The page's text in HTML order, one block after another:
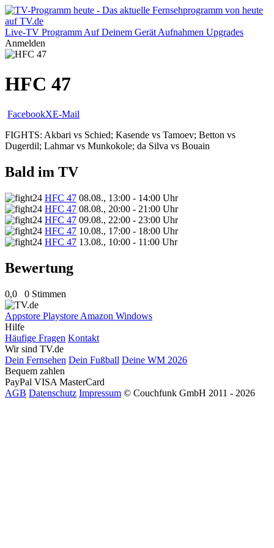
Live-TV Programm Auf Deinem Gerät Aufnahmen Upgrades
Anmelden
HFC 47
FacebookXE-Mail
FIGHTS: Akbari vs Schied; Kasende vs Tamoev; Betton vs
Dugerdil; Lahmar vs Munkokole; da Silva vs Bouain
Bald im TV
HFC 47 08.08., 13:00 - 14:00 Uhr
HFC 47 08.08., 20:00 - 21:00 Uhr
HFC 47 09.08., 22:00 - 23:00 Uhr
HFC 47 10.08., 17:00 - 18:00 Uhr
HFC 47 13.08., 10:00 - 11:00 Uhr
Bewertung
0,0 0 Stimmen
Appstore Playstore Amazon Windows
Hilfe
Häufige Fragen Kontakt
Wir sind TV.de
Dein Fernsehen Dein Fußball Deine WM 2026
Bequem zahlen
PayPal VISA MasterCard
AGB Datenschutz Impressum © Couchfunk GmbH 2011 - 2026